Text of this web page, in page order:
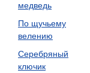
медведь
По щучьему
велению
Серебряный
ключик